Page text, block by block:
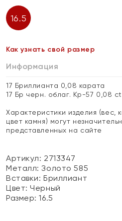
16.5
Как узнать свой размер
Информация
17 Бриллианта 0,08 карата
17 Бр черн. облаг. Кр-57 0,08
Характеристики изделия (вес,
цвет камня) могут
представленных на сайте
Артикул: 2713347
Металл:Золото 585
Вставки:Бриллиант
Цвет:Черный
Размер:16.5